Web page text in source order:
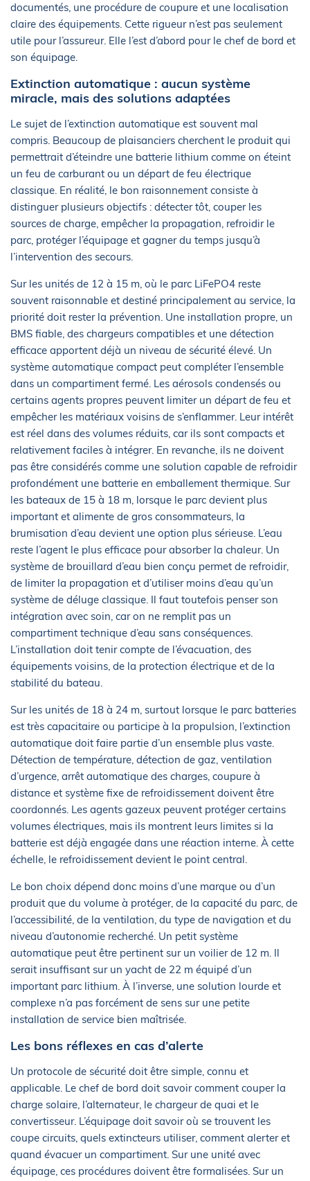
documentés, une procédure de coupure et une localisation
claire des équipements. Cette rigueur n’est pas seulement
utile pour l’assureur. Elle l’est d’abord pour le chef de bord et
son équipage.
Extinction automatique : aucun système
miracle, mais des solutions adaptées
Le sujet de l’extinction automatique est souvent mal
compris. Beaucoup de plaisanciers cherchent le produit qui
permettrait d’éteindre une batterie lithium comme on éteint
un feu de carburant ou un départ de feu électrique
classique. En réalité, le bon raisonnement consiste à
distinguer plusieurs objectifs : détecter tôt, couper les
sources de charge, empêcher la propagation, refroidir le
parc, protéger l’équipage et gagner du temps jusqu’à
l’intervention des secours.
Sur les unités de 12 à 15 m, où le parc LiFePO4 reste
souvent raisonnable et destiné principalement au service, la
priorité doit rester la prévention. Une installation propre, un
BMS fiable, des chargeurs compatibles et une détection
efficace apportent déjà un niveau de sécurité élevé. Un
système automatique compact peut compléter l’ensemble
dans un compartiment fermé. Les aérosols condensés ou
certains agents propres peuvent limiter un départ de feu et
empêcher les matériaux voisins de s’enflammer. Leur intérêt
est réel dans des volumes réduits, car ils sont compacts et
relativement faciles à intégrer. En revanche, ils ne doivent
pas être considérés comme une solution capable de refroidir
profondément une batterie en emballement thermique. Sur
les bateaux de 15 à 18 m, lorsque le parc devient plus
important et alimente de gros consommateurs, la
brumisation d’eau devient une option plus sérieuse. L’eau
reste l’agent le plus efficace pour absorber la chaleur. Un
système de brouillard d’eau bien conçu permet de refroidir,
de limiter la propagation et d’utiliser moins d’eau qu’un
système de déluge classique. Il faut toutefois penser son
intégration avec soin, car on ne remplit pas un
compartiment technique d’eau sans conséquences.
L’installation doit tenir compte de l’évacuation, des
équipements voisins, de la protection électrique et de la
stabilité du bateau.
Sur les unités de 18 à 24 m, surtout lorsque le parc batteries
est très capacitaire ou participe à la propulsion, l’extinction
automatique doit faire partie d’un ensemble plus vaste.
Détection de température, détection de gaz, ventilation
d’urgence, arrêt automatique des charges, coupure à
distance et système fixe de refroidissement doivent être
coordonnés. Les agents gazeux peuvent protéger certains
volumes électriques, mais ils montrent leurs limites si la
batterie est déjà engagée dans une réaction interne. À cette
échelle, le refroidissement devient le point central.
Le bon choix dépend donc moins d’une marque ou d’un
produit que du volume à protéger, de la capacité du parc, de
l’accessibilité, de la ventilation, du type de navigation et du
niveau d’autonomie recherché. Un petit système
automatique peut être pertinent sur un voilier de 12 m. Il
serait insuffisant sur un yacht de 22 m équipé d’un
important parc lithium. À l’inverse, une solution lourde et
complexe n’a pas forcément de sens sur une petite
installation de service bien maîtrisée.
Les bons réflexes en cas d’alerte
Un protocole de sécurité doit être simple, connu et
applicable. Le chef de bord doit savoir comment couper la
charge solaire, l’alternateur, le chargeur de quai et le
convertisseur. L’équipage doit savoir où se trouvent les
coupe circuits, quels extincteurs utiliser, comment alerter et
quand évacuer un compartiment. Sur une unité avec
équipage, ces procédures doivent être formalisées. Sur un